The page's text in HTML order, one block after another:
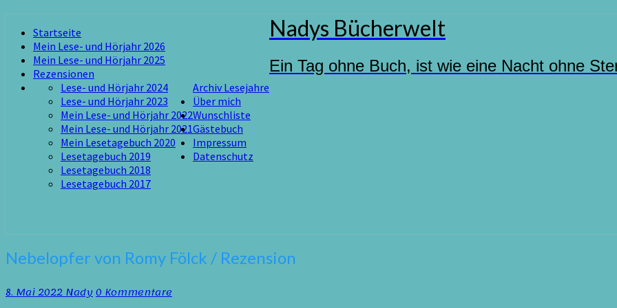
content
Startseite
Mein Lese- und Hörjahr 2026
Mein Lese- und Hörjahr 2025
Rezensionen
Archiv Lesejahre
Lese- und Hörjahr 2024
Lese- und Hörjahr 2023
Mein Lese- und Hörjahr 2022
Mein Lese- und Hörjahr 2021
Mein Lesetagebuch 2020
Lesetagebuch 2019
Lesetagebuch 2018
Lesetagebuch 2017
Über mich
Wunschliste
Gästebuch
Impressum
Datenschutz
Nadys Bücherwelt
Ein Tag ohne Buch, ist wie eine Nacht ohne
Nebelopfer
von
Fölck
Nebelopfer von Romy Fölck / Rezension
8. Mai 2022NadyKommentare
0 Kommentare